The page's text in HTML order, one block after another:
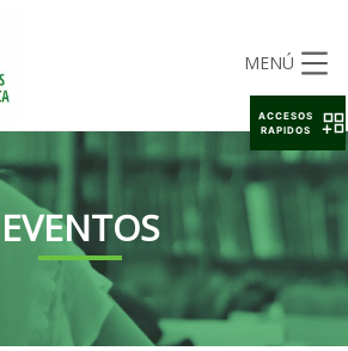
MENÚ
EVENTOS
ACCESOS
RAPIDOS